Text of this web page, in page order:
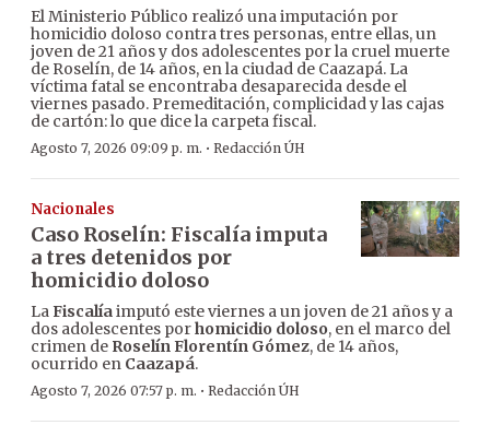
El Ministerio Público realizó una imputación por
homicidio doloso contra tres personas, entre ellas, un
joven de 21 años y dos adolescentes por la cruel muerte
de Roselín, de 14 años, en la ciudad de Caazapá. La
víctima fatal se encontraba desaparecida desde el
viernes pasado. Premeditación, complicidad y las cajas
de cartón: lo que dice la carpeta fiscal.
Agosto 7, 2026 09:09 p. m. · Redacción ÚH
Nacionales
Caso Roselín: Fiscalía imputa
a tres detenidos por
homicidio doloso
LaFiscalíaimputó este viernes a un joven de 21 años y a
dos adolescentes porhomicidio doloso, en el marco del
crimen de Roselín Florentín Gómez, de 14 años,
ocurrido en Caazapá.
Agosto 7, 2026 07:57 p. m. · Redacción ÚH